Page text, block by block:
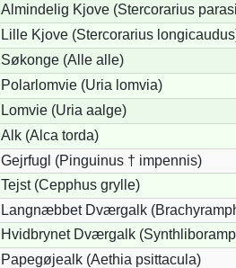
Almindelig Kjove (Stercorarius
Lille Kjove (Stercorarius
Søkonge (Alle alle)
Polarlomvie (Uria lomvia)
Lomvie (Uria aalge)
Alk (Alca torda)
Gejrfugl (Pinguinus † impennis)
Tejst (Cepphus grylle)
Langnæbbet Dværgalk
Hvidbrynet Dværgalk
Papegøjealk (Aethia psittacula)